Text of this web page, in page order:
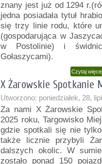
znany jest już od 1294
jedna posiadała tytuł
się trzy linie rodu, które
(gospodarująca w
w Postolinie) i
Gołaszycami).
Czytaj
X Żarowskie
Utworzono: poniedziałek, 28,
Za nami X Żarowskie
2025 roku, Targowisko
gdzie spotkali się nie
także licznie przybyli
dalszych okolic. W
zostało ponad 150